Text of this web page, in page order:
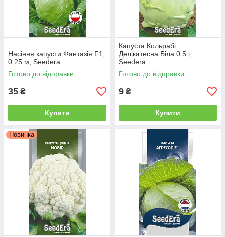
Насіння капусти Фантазія F1,
0.25 м, Seedera
Готово до відправки
35 ₴
Купити
Капуста Кольрабі
Делікатесна Біла 0.5 г,
Seedera
Готово до відправки
9 ₴
Купити
Новинка